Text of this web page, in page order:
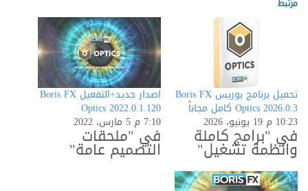
مرتبط
تحميل برنامج بوريس Boris FX
Optics 2026.0.3 كامل مجاناً
10:23 م 19 يونيو، 2026
في "برامج كاملة
وانظمة تشغيل"
اصدار جديد+التفعيل Boris FX
Optics 2022.0.1.120
7:10 م 5 مارس، 2022
في "ملحقات
التصميم عامة"